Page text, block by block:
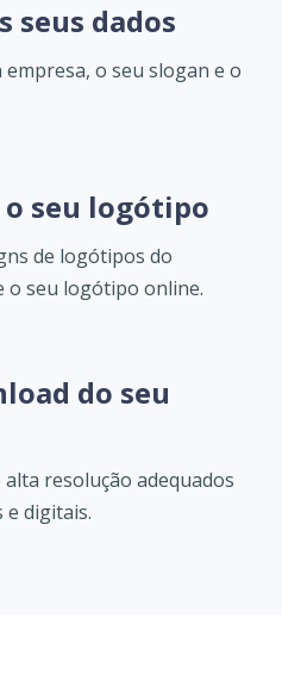
seus dados
o seu slogan e o
seu logótipo
de logótipos do
o seu logótipo online.
do seu
resolução adequados
digitais.